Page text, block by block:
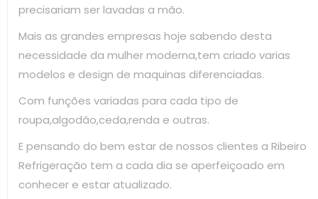
precisariam ser lavadas a mão.
Mais as grandes empresas hoje sabendo desta
necessidade da mulher moderna,tem criado varias
modelos e design de maquinas diferenciadas.
Com funções variadas para cada tipo de
roupa,algodão,ceda,renda e outras.
E pensando do bem estar de nossos clientes a Ribeiro
Refrigeração tem a cada dia se aperfeiçoado em
conhecer e estar atualizado.